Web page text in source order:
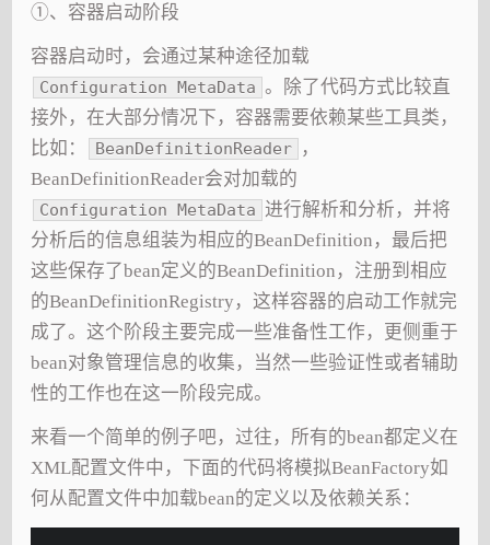
①、容器启动阶段
容器启动时，会通过某种途径加载
Configuration MetaData 。除了代码方式比较直
接外，在大部分情况下，容器需要依赖某些工具类，
比如：
BeanDefinitionReader
，
BeanDefinitionReader会对加载的
Configuration MetaData 进行解析和分析，并将
分析后的信息组装为相应的BeanDefinition，最后把
这些保存了bean定义的BeanDefinition，注册到相应
的BeanDefinitionRegistry，这样容器的启动工作就完
成了。这个阶段主要完成一些准备性工作，更侧重于
bean对象管理信息的收集，当然一些验证性或者辅助
性的工作也在这一阶段完成。
来看一个简单的例子吧，过往，所有的bean都定义在
XML配置文件中，下面的代码将模拟BeanFactory如
何从配置文件中加载bean的定义以及依赖关系：